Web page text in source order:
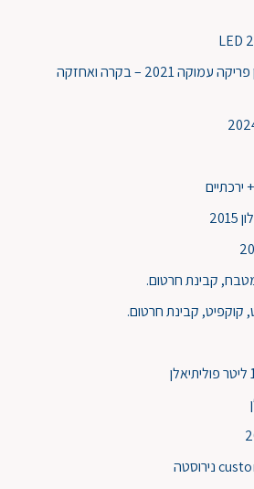
מצברי בית 300AH טרוג'ן פריקה עמוקה 2021 – בקרה ואחזקה
ירכתיים